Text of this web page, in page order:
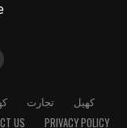
تجارت
کھیل
US PRIVACY POLICY